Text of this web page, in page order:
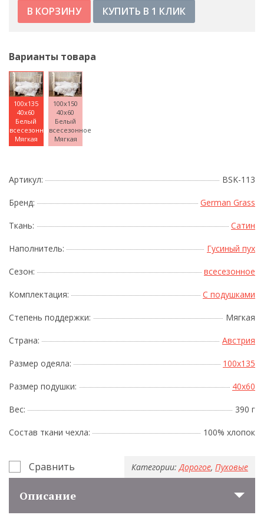
КУПИТЬ В 1 КЛИК
Варианты товара
100x135
40x60
Белый
всесезонное
Мягкая
100x150
40x60
Белый
всесезонное
Мягкая
Артикул: BSK-113
Бренд: German Grass
Ткань: Сатин
Наполнитель: Гусиный пух
Сезон: всесезонное
Комплектация: С подушками
Степень поддержки: Мягкая
Страна: Австрия
Размер одеяла: 100x135
Размер подушки: 40x60
Вес: 390 г
Состав ткани чехла: 100% хлопок
Сравнить Категории: Дорогое, Пуховые
Описание